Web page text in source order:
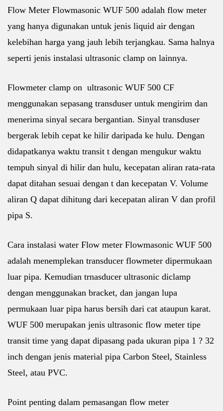
Flow Meter Flowmasonic WUF 500 adalah flow meter
yang hanya digunakan untuk jenis liquid air dengan
kelebihan harga yang jauh lebih terjangkau. Sama halnya
seperti jenis instalasi ultrasonic clamp on lainnya.
Flowmeter clamp on ultrasonic WUF 500 CF
menggunakan sepasang transduser untuk mengirim dan
menerima sinyal secara bergantian. Sinyal transduser
bergerak lebih cepat ke hilir daripada ke hulu. Dengan
didapatkanya waktu transit t dengan mengukur waktu
tempuh sinyal di hilir dan hulu, kecepatan aliran rata-rata
dapat ditahan sesuai dengan t dan kecepatan V. Volume
aliran Q dapat dihitung dari kecepatan aliran V dan profil
pipa S.
Cara instalasi water Flow meter Flowmasonic WUF 500
adalah menemplekan transducer flowmeter dipermukaan
luar pipa. Kemudian trnasducer ultrasonic diclamp
dengan menggunakan bracket, dan jangan lupa
permukaan luar pipa harus bersih dari cat ataupun karat.
WUF 500 merupakan jenis ultrasonic flow meter tipe
transit time yang dapat dipasang pada ukuran pipa 1 ? 32
inch dengan jenis material pipa Carbon Steel, Stainless
Steel, atau PVC.
Point penting dalam pemasangan flow meter